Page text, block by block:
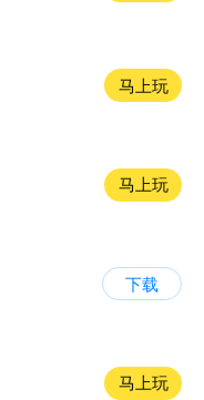
马上玩
马上玩
下载
马上玩